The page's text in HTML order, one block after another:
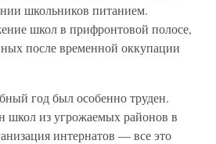
школьников питанием.
школ в прифронтовой полосе,
после временной оккупации
год был особенно труден.
школ из угрожаемых районов в
интернатов — все это